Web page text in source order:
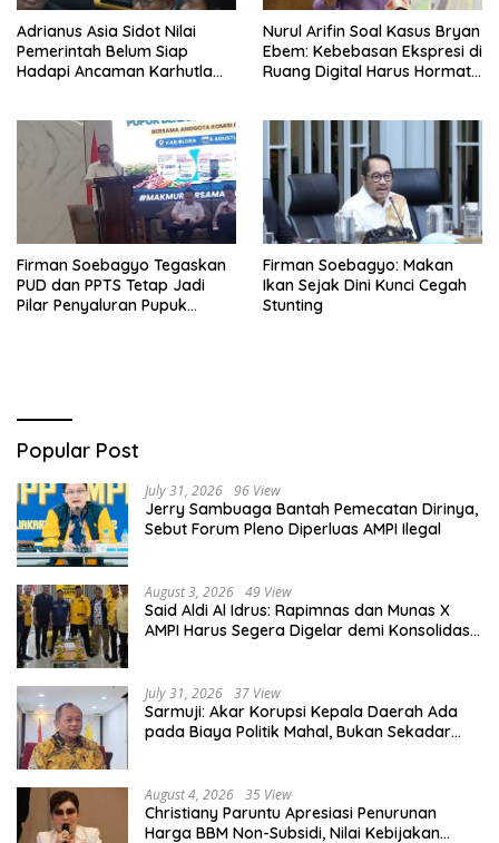
Adrianus Asia Sidot Nilai
Pemerintah Belum Siap
Hadapi Ancaman Karhutla
Nurul Arifin Soal Kasus Bryan
Ebem: Kebebasan Ekspresi di
Ruang Digital Harus Hormati
Firman Soebagyo Tegaskan
PUD dan PPTS Tetap Jadi
Pilar Penyaluran Pupuk
Firman Soebagyo: Makan
Ikan Sejak Dini Kunci Cegah
Stunting
Popular Post
July 31, 2026 96 View
Jerry Sambuaga Bantah Pemecatan Dirinya,
Sebut Forum Pleno Diperluas AMPI Ilegal
August 3, 2026 49 View
Said Aldi Al Idrus: Rapimnas dan Munas X
AMPI Harus Segera Digelar demi Konsolidasi
July 31, 2026 37 View
Sarmuji: Akar Korupsi Kepala Daerah Ada
pada Biaya Politik Mahal, Bukan Sekadar
August 4, 2026 35 View
Christiany Paruntu Apresiasi Penurunan
Harga BBM Non-Subsidi, Nilai Kebijakan